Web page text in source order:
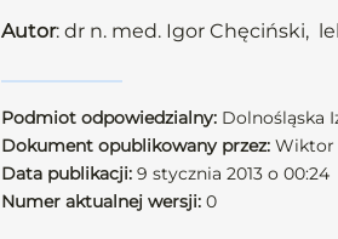
Autor: dr n. med. Igor Chęciński,
Podmiot odpowiedzialny: Dolnośląska
Dokument opublikowany przez: Wiktor
Data publikacji: 9 stycznia 2013 o 00:24
Numer aktualnej wersji: 0